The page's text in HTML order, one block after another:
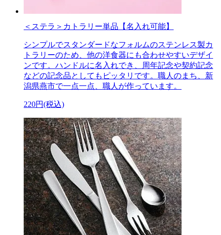
＜ステラ＞カトラリー単品【名入れ可能】
シンプルでスタンダードなフォルムのステンレス製カ
トラリーのため、他の洋食器にも合わせやすいデザイ
ンです。ハンドルに名入れでき、周年記念や契約記念
などの記念品としてもピッタリです。職人のまち、新
潟県燕市で一点一点、職人が作っています。
220円(税込)